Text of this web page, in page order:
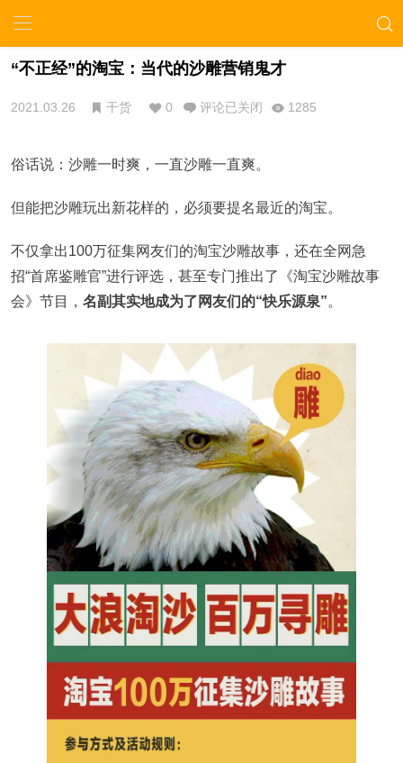
“不正经”的淘宝：当代的沙雕营销鬼才
2021.03.26 干货 0 评论已关闭 1285
俗话说：沙雕一时爽，一直沙雕一直爽。
但能把沙雕玩出新花样的，必须要提名最近的淘宝。
不仅拿出100万征集网友们的淘宝沙雕故事，还在全网急
招“首席鉴雕官”进行评选，甚至专门推出了《淘宝沙雕故事
会》节目， 名副其实地成为了网友们的“快乐源泉”。